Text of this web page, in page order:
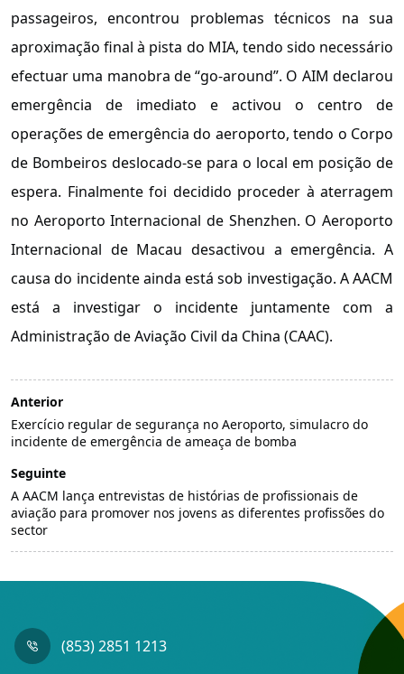
passageiros, encontrou problemas técnicos na sua
aproximação final à pista do MIA, tendo sido necessário
efectuar uma manobra de “go-around”. O AIM declarou
emergência de imediato e activou o centro de
operações de emergência do aeroporto, tendo o Corpo
de Bombeiros deslocado-se para o local em posição de
espera. Finalmente foi decidido proceder à aterragem
no Aeroporto Internacional de Shenzhen. O Aeroporto
Internacional de Macau desactivou a emergência. A
causa do incidente ainda está sob investigação. A AACM
está a investigar o incidente juntamente com a
Administração de Aviação Civil da China (CAAC).
Anterior
Exercício regular de segurança no Aeroporto, simulacro do
incidente de emergência de ameaça de bomba
Seguinte
A AACM lança entrevistas de histórias de profissionais de
aviação para promover nos jovens as diferentes profissões do
sector
(853) 2851 1213